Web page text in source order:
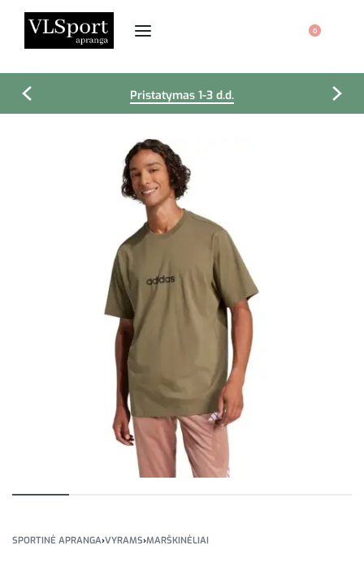
0
Pristatymas 1-3 d.d.
SPORTINĖ APRANGA›VYRAMS›MARŠKINĖLIAI